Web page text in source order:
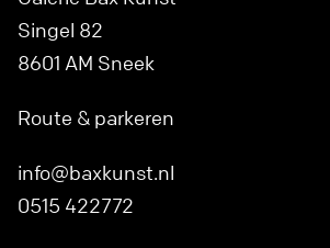
Singel 82
8601 AM Sneek
Route & parkeren
info@baxkunst.nl
0515 422772